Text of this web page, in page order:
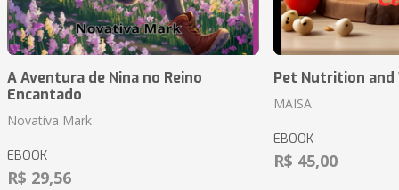
A Aventura de Nina no Reino
Encantado
Novativa Mark
EBOOK
R$ 29,56
Pet Nutrition and
MAISA
EBOOK
R$ 45,00